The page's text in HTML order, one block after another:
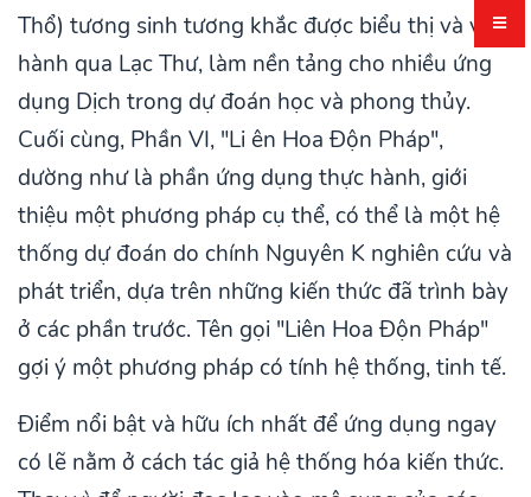
Thổ) tương sinh tương khắc được biểu thị và vận
hành qua Lạc Thư, làm nền tảng cho nhiều ứng
dụng Dịch trong dự đoán học và phong thủy.
Cuối cùng, Phần VI, "Li ên Hoa Độn Pháp",
dường như là phần ứng dụng thực hành, giới
thiệu một phương pháp cụ thể, có thể là một hệ
thống dự đoán do chính Nguyên K nghiên cứu và
phát triển, dựa trên những kiến thức đã trình bày
ở các phần trước. Tên gọi "Liên Hoa Độn Pháp"
gợi ý một phương pháp có tính hệ thống, tinh tế.
Điểm nổi bật và hữu ích nhất để ứng dụng ngay
có lẽ nằm ở cách tác giả hệ thống hóa kiến thức.